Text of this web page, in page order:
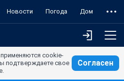
Новости Погода Дом
cookie-
подтверждаете свое
Согласен